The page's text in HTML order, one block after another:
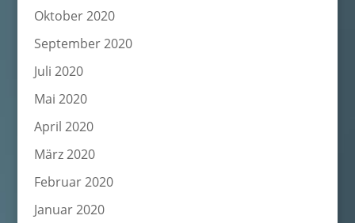
Oktober 2020
September 2020
Juli 2020
Mai 2020
April 2020
März 2020
Februar 2020
Januar 2020